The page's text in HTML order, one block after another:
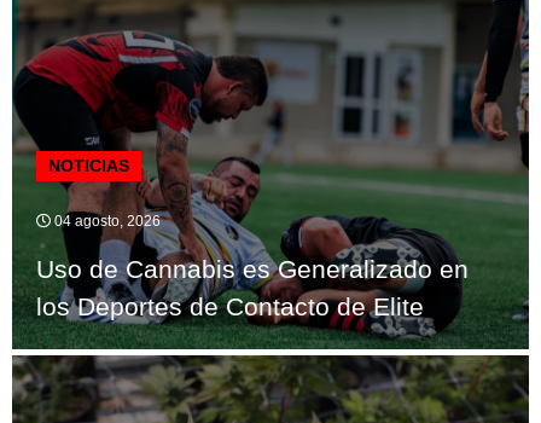
NOTICIAS
04 agosto, 2026
Uso de Cannabis es Generalizado en
los Deportes de Contacto de Elite